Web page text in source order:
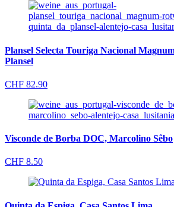
Plansel Selecta Touriga Nacional
Plansel
CHF 82.90
Visconde de Borba DOC, Marcolino Sêbo
CHF 8.50